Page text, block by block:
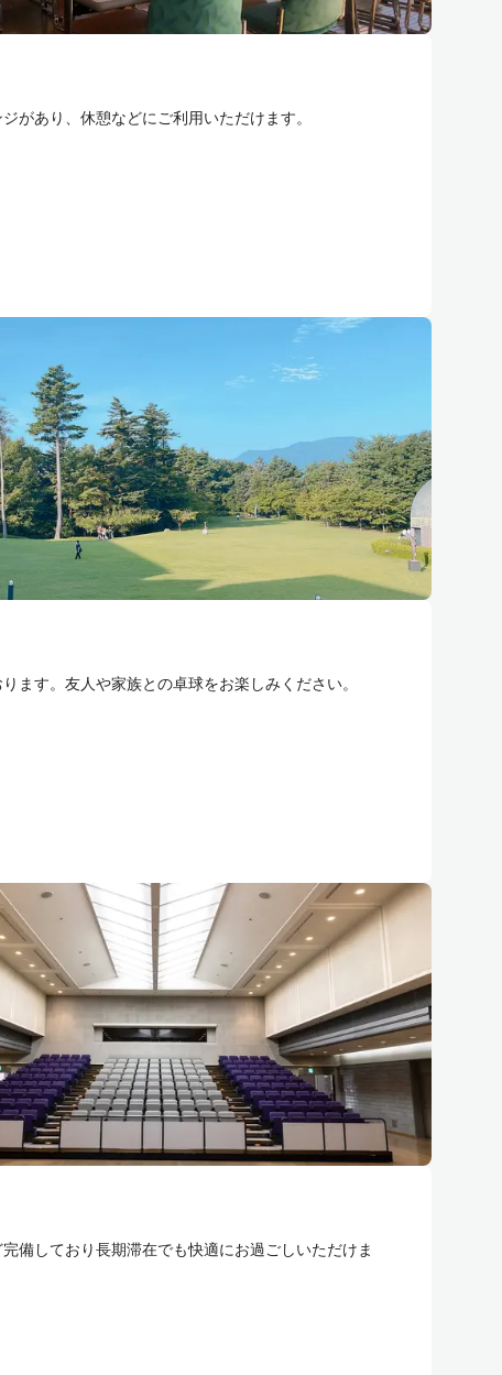
があり、休憩などにご利用いただけます。
ます。友人や家族との卓球をお楽しみください。
備しており長期滞在でも快適にお過ごしいただけま